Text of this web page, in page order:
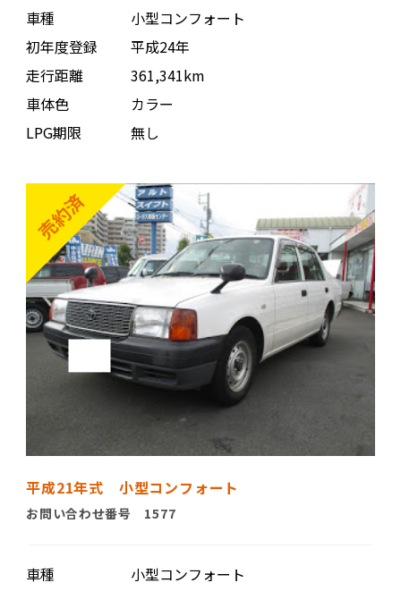
車種
小型コンフォート
初年度登録
平成24年
走行距離
361,341km
車体色
カラー
LPG期限
無し
平成21年式 小型コンフォート
お問い合わせ番号 1577
車種
小型コンフォート